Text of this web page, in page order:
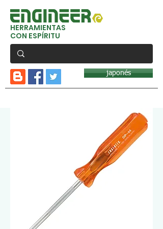
HERRAMIENTAS
CON ESPÍRITU
japonés